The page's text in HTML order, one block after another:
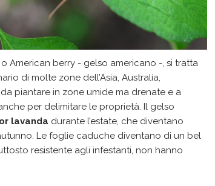
American berry - gelso americano -, si tratta
di molte zone dell’Asia, Australia,
piantare in zone umide ma drenate e a
per delimitare le proprietà. Il gelso
lavanda durante l’estate, che diventano
Le foglie caduche diventano di un bel
resistente agli infestanti, non hanno